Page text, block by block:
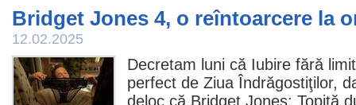
Bridget Jones 4, o reîntoarcere la
12.02.2025
Decretam luni că Iubire fără
perfect de Ziua Îndrăgostiţilor,
deloc că Bridget Jones: Topită